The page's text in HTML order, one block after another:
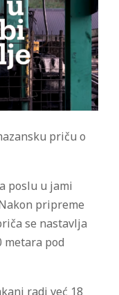
priču o
poslu u jami
pripreme
se nastavlja
metara pod
radi već 18